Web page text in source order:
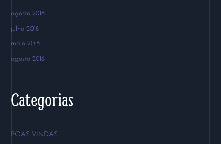
agosto 2018
julho 2018
maio 2018
agosto 2016
Categorias
BOAS VINDAS